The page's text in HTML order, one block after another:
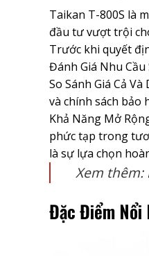
Taikan T-800S là
đầu tư vượt trội
Trước khi quyết
Đánh Giá Nhu Cầu
So Sánh Giá Cả
và chính sách bảo
Khả Năng Mở
phức tạp trong
là sự lựa chọn
Xem thêm:
Đặc Điểm Nổi